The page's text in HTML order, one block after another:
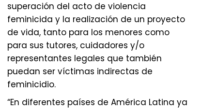
superación del acto de violencia
feminicida y la realización de un proyecto
de vida, tanto para los menores como
para sus tutores, cuidadores y/o
representantes legales que también
puedan ser víctimas indirectas de
feminicidio.
“En diferentes países de América Latina ya